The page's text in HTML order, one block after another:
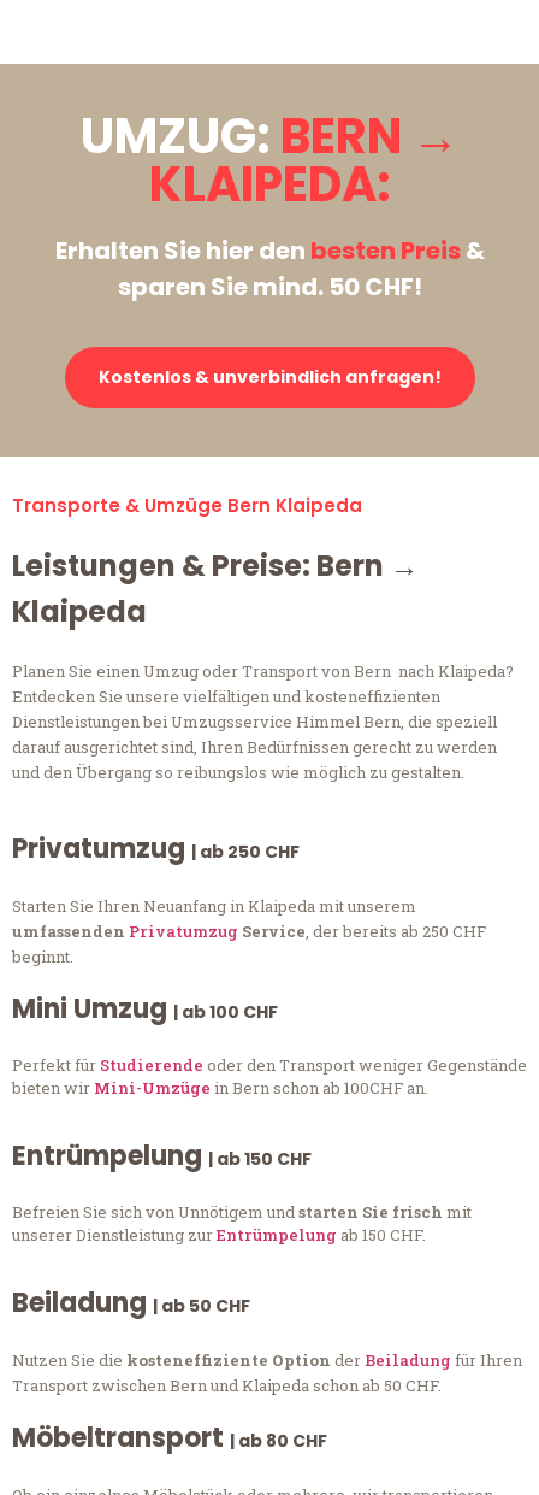
UMZUG: BERN →
KLAIPEDA:
Erhalten Sie hier den besten Preis&
sparen Sie mind. 50 CHF!
Kostenlos & unverbindlich anfragen!
Transporte & Umzüge Bern Klaipeda
Leistungen & Preise: Bern →
Klaipeda
Planen Sie einen Umzug oder Transport von Bern nach Klaipeda?
Entdecken Sie unsere vielfältigen und kosteneffizienten
Dienstleistungen bei Umzugsservice Himmel Bern, die speziell
darauf ausgerichtet sind, Ihren Bedürfnissen gerecht zu werden
und den Übergang so reibungslos wie möglich zu gestalten.
Privatumzug | ab 250 CHF
Starten Sie Ihren Neuanfang in Klaipeda mit unserem
umfassenden Privatumzug Service, der bereits ab 250 CHF
beginnt.
Mini Umzug | ab 100 CHF
Perfekt für Studierende oder den Transport weniger Gegenstände
bieten wir Mini-Umzüge in Bern schon ab 100CHF an.
Entrümpelung | ab 150 CHF
Befreien Sie sich von Unnötigem undstarten Sie frisch mit
unserer Dienstleistung zurEntrümpelung ab 150 CHF.
Beiladung | ab 50 CHF
Nutzen Sie die kosteneffiziente Option der Beiladung für Ihren
Transport zwischen Bern und Klaipeda schon ab 50 CHF.
Möbeltransport | ab 80 CHF